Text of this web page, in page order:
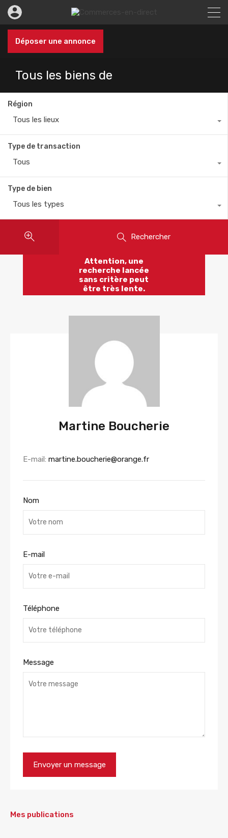
Déposer une annonce
Tous les biens de
Région
Tous les lieux
Type de transaction
Tous
Type de bien
Tous les types
Rechercher
Attention, une
recherche lancée
sans critère peut
être très lente.
Martine Boucherie
E-mail: martine.boucherie@orange.fr
Nom
E-mail
Téléphone
Message
Mes publications